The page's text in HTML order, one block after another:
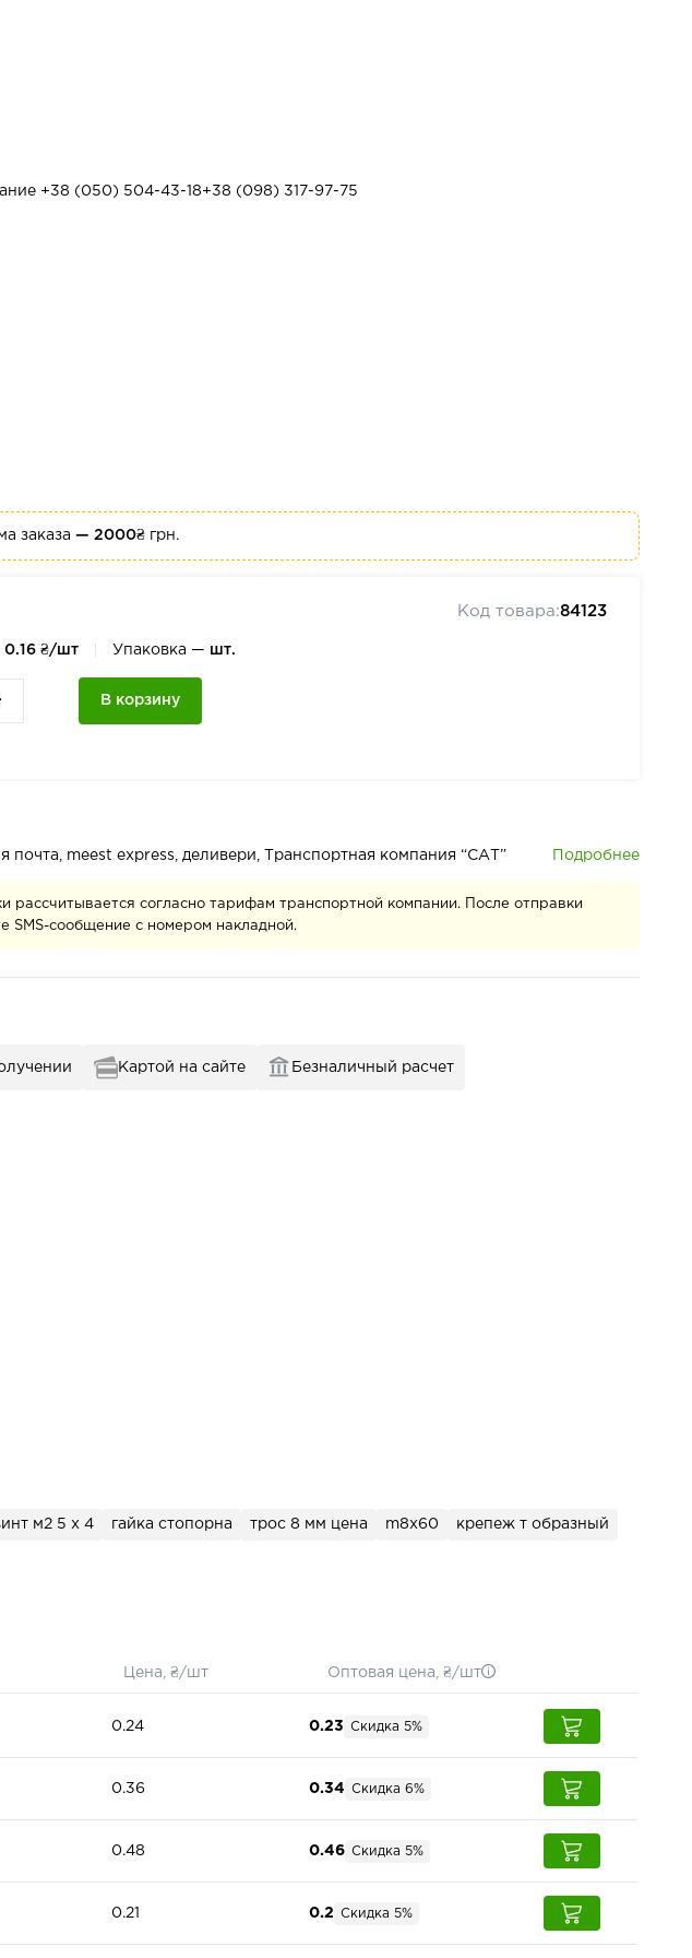
+38 (050) 504-43-18+38 (098) 317-97-75
заказа— 2000₴ грн.
Код товара:84123
0.16 ₴/шт Упаковка — шт.
В корзину
почта, meest express, деливери, Транспортная компания “САТ” Подробнее
рассчитывается согласно тарифам транспортной компании. После отправки
SMS-сообщение с номером накладной.
Картой на сайте Безналичный расчет
м2 5 х 4 гайка стопорна трос 8 мм цена m8x60 крепеж т образный
Цена, ₴/шт Оптовая цена, ₴/шт
0.24 0.23 Скидка 5%
0.36 0.34 Скидка 6%
0.48 0.46 Скидка 5%
0.21 0.2 Скидка 5%